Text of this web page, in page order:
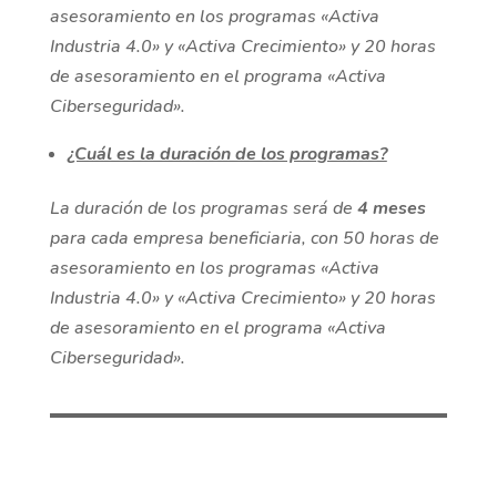
asesoramiento en los programas «Activa
Industria 4.0» y «Activa Crecimiento» y 20 horas
de asesoramiento en el programa «Activa
Ciberseguridad».
¿Cuál es la duración de los programas?
La duración de los programas será de 4 meses
para cada empresa beneficiaria, con 50 horas de
asesoramiento en los programas «Activa
Industria 4.0» y «Activa Crecimiento» y 20 horas
de asesoramiento en el programa «Activa
Ciberseguridad».